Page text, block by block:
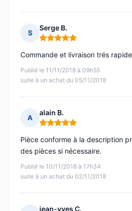
S
Serge B.
Note : 5 sur 5
Publié le 11/11/2018 à 09h55
suite à un achat du 05/11/2018
Commande et livraison trés
A
alain B.
Note : 5 sur 5
Publié le 10/11/2018 à 17h34
suite à un achat du 02/11/2018
Pièce conforme à la description
des pièces si nécessaire.
jean-yves C.